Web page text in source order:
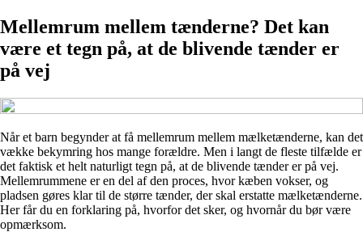
Mellemrum mellem tænderne? Det kan
være et tegn på, at de blivende tænder er
på vej
Når et barn begynder at få mellemrum mellem mælketænderne, kan det
vække bekymring hos mange forældre. Men i langt de fleste tilfælde er
det faktisk et helt naturligt tegn på, at de blivende tænder er på vej.
Mellemrummene er en del af den proces, hvor kæben vokser, og
pladsen gøres klar til de større tænder, der skal erstatte mælketænderne.
Her får du en forklaring på, hvorfor det sker, og hvornår du bør være
opmærksom.